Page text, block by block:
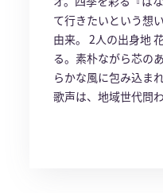
て行きたいという想
由来。 2人の出身地
る。素朴ながら芯の
らかな風に包み込ま
歌声は、地域世代問